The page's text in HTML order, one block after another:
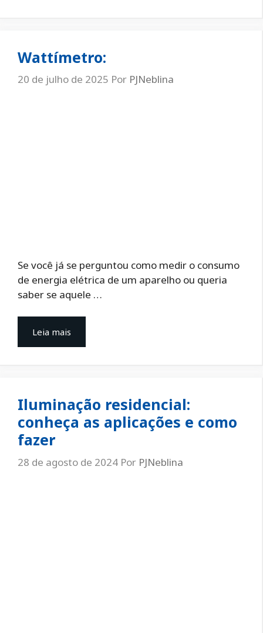
Wattímetro:
20 de julho de 2025 Por PJNeblina
Se você já se perguntou como medir o consumo
de energia elétrica de um aparelho ou queria
saber se aquele …
Leia mais
Iluminação residencial:
conheça as aplicações e como
fazer
28 de agosto de 2024 Por PJNeblina